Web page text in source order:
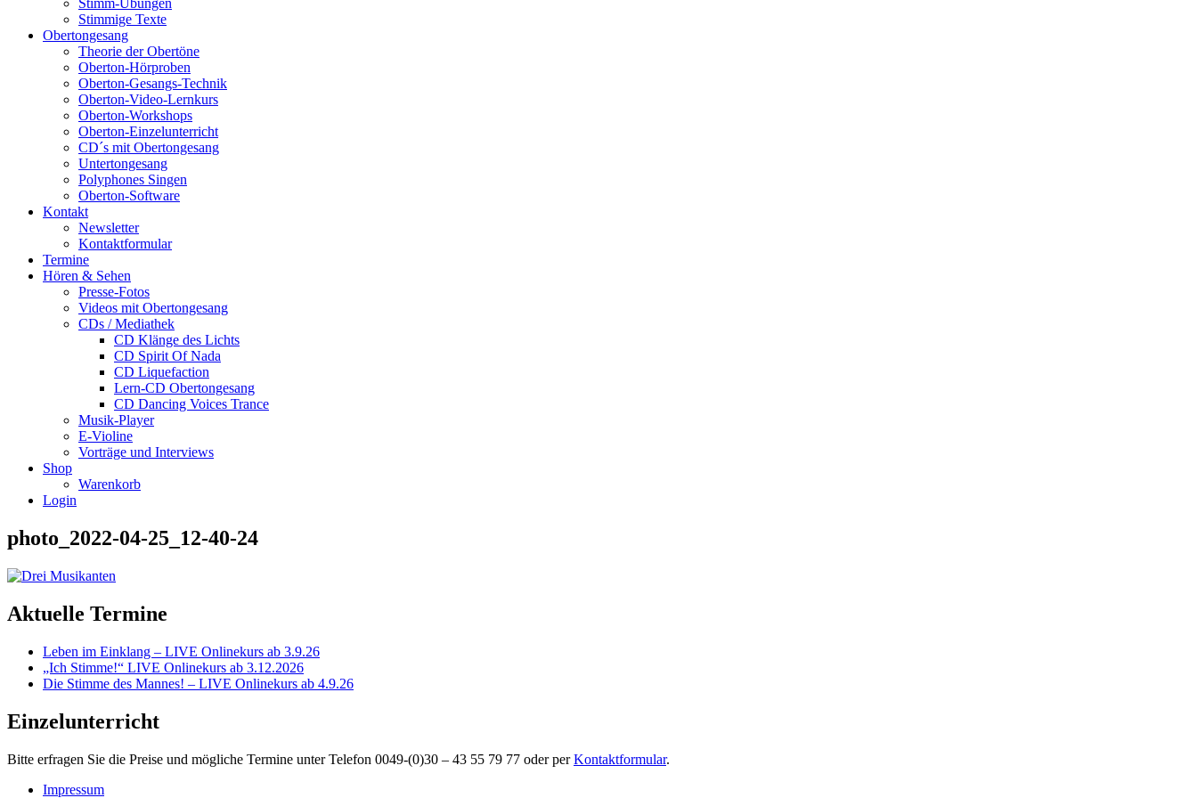
Stimm-Übungen
Stimmige Texte
Obertongesang
Theorie der Obertöne
Oberton-Hörproben
Oberton-Gesangs-Technik
Oberton-Video-Lernkurs
Oberton-Workshops
Oberton-Einzelunterricht
CD´s mit Obertongesang
Untertongesang
Polyphones Singen
Oberton-Software
Kontakt
Newsletter
Kontaktformular
Termine
Hören & Sehen
Presse-Fotos
Videos mit Obertongesang
CDs / Mediathek
CD Klänge des Lichts
CD Spirit Of Nada
CD Liquefaction
Lern-CD Obertongesang
CD Dancing Voices Trance
Musik-Player
E-Violine
Vorträge und Interviews
Shop
Warenkorb
Login
photo_2022-04-25_12-40-24
Aktuelle Termine
Leben im Einklang – LIVE Onlinekurs ab 3.9.26
„Ich Stimme!“ LIVE Onlinekurs ab 3.12.2026
Die Stimme des Mannes! – LIVE Onlinekurs ab 4.9.26
Einzelunterricht
Bitte erfragen Sie die Preise und mögliche Termine unter Telefon 0049-(0)30 – 43 55 79 77 oder perKontaktformular.
Impressum